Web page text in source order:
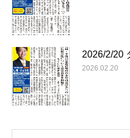
2026/2/20
2026.02.20